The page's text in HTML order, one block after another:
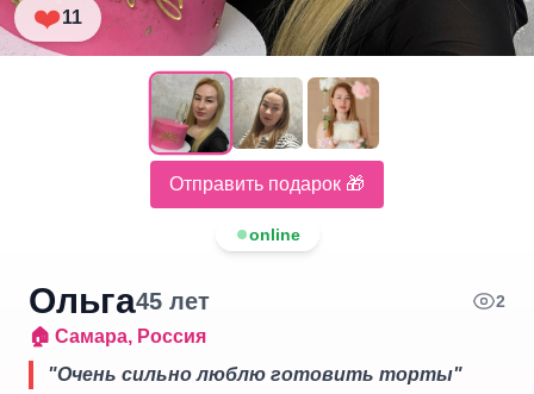
❤️11
Отправить подарок 🎁
online
Ольга45 лет 2
🏠 Самара, Россия
"Очень сильно люблю готовить торты"